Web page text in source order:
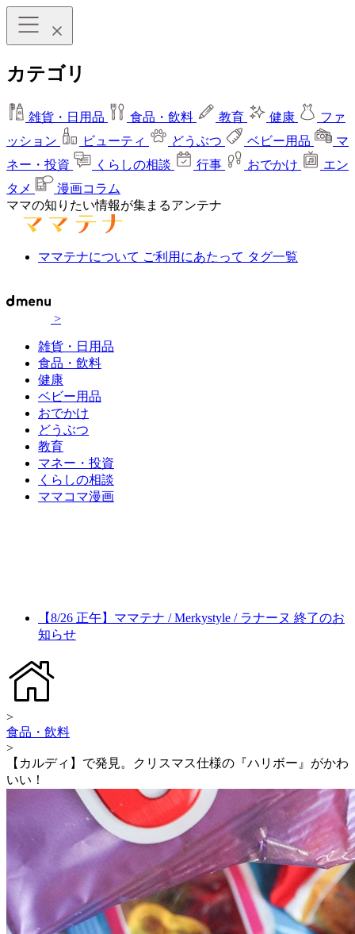
カテゴリ
雑貨・日用品 食品・飲料 教育 健康
ファ
ッション
ビューティ どうぶつ ベビー用品
マ
ネー・投資
くらしの相談 行事 おでかけ
エン
タメ
漫画コラム
ママの知りたい情報が集まるアンテナ
ママテナについて ご利用にあたって タグ一覧
>
雑貨・日用品
食品・飲料
健康
ベビー用品
おでかけ
どうぶつ
教育
マネー・投資
くらしの相談
ママコマ漫画
【8/26 正午】ママテナ / Merkystyle / ラナーヌ 終了のお
知らせ
>
食品・飲料
>
【カルディ】で発見。クリスマス仕様の『ハリボー』がかわ
いい！